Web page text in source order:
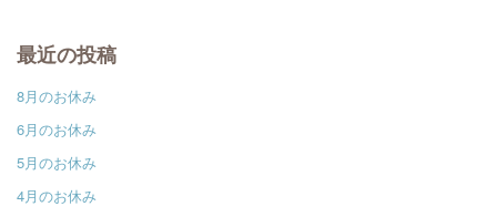
最近の投稿
8月のお休み
6月のお休み
5月のお休み
4月のお休み